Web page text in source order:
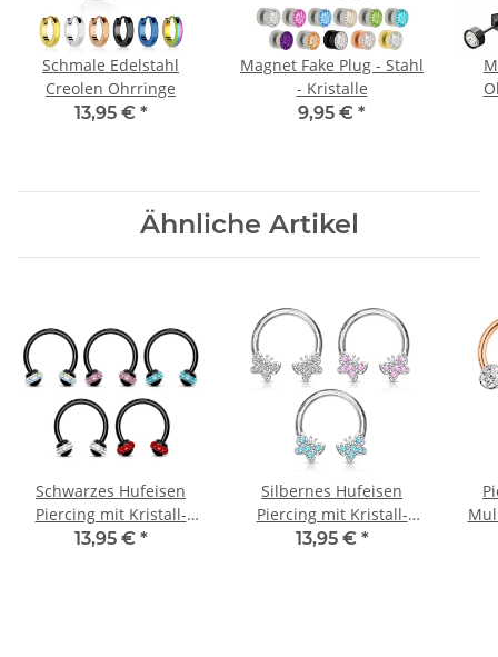
Schmale Edelstahl
Creolen Ohrringe
13,95 € *
Magnet Fake Plug - Stahl
- Kristalle
9,95 € *
Ähnliche Artikel
Schwarzes Hufeisen
Piercing mit Kristall-
Kugeln
13,95 € *
Silbernes Hufeisen
Piercing mit Kristall-
Schmetterlingen
13,95 € *